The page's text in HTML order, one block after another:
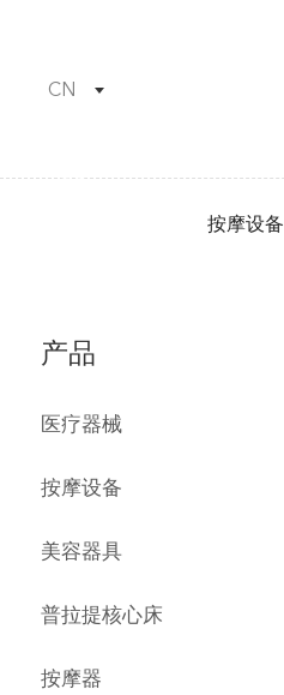
CN
按摩设备
产品
医疗器械
按摩设备
美容器具
普拉提核心床
按摩器